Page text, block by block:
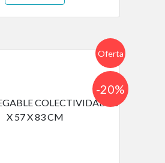
Oferta
-20%